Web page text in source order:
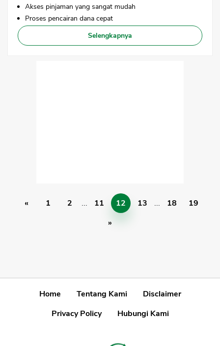
Akses pinjaman yang sangat mudah
Proses pencairan dana cepat
Selengkapnya
« 1 2 ... 11 12 13 ... 18
19
»
Home Tentang Kami
Disclaimer
Privacy Policy
Hubungi Kami